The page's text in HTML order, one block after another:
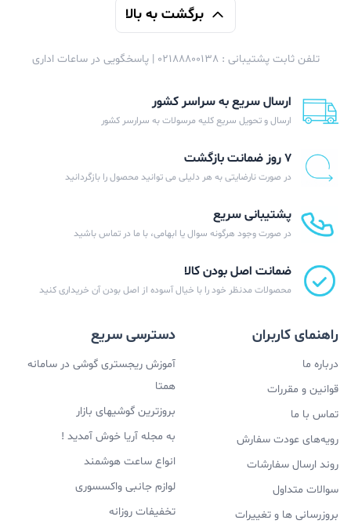
برگشت به بالا
تلفن ثابت پشتیبانی : 02188800138 | پاسخگویی در ساعات اداری
ارسال سریع به سراسر کشور
ارسال و تحویل سریع کلیه مرسولات به سرارسر کشور
۷ روز ضمانت بازگشت
در صورت نارضایتی به هر دلیلی می توانید محصول را بازگردانید
پشتیبانی سریع
در صورت وجود هرگونه سوال یا ابهامی، با ما در تماس باشید
ضمانت اصل بودن کالا
محصولات مدنظر خود را با خیال آسوده از اصل بودن آن خریداری کنید
راهنمای کاربران
درباره ما
قوانین و مقررات
تماس با ما
رویه‌های عودت سفارش
روند ارسال سفارشات
سوالات متداول
بروزرسانی ها و تغییرات
دسترسی سریع
آموزش ریجستری گوشی در سامانه
همتا
بروزترین گوشیهای بازار
به مجله آریا خوش آمدید !
انواع ساعت هوشمند
لوازم جانبی واکسسوری
تخفیفات روزانه